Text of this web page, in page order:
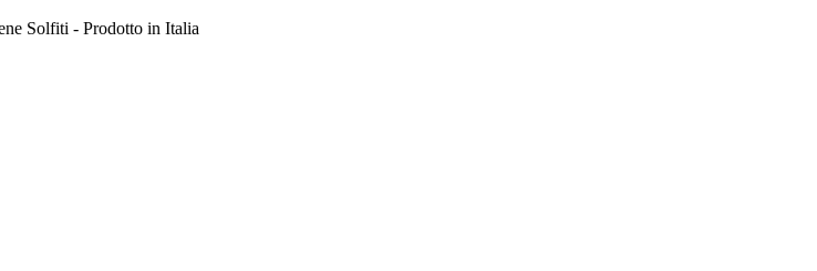
Solfiti - Prodotto in Italia